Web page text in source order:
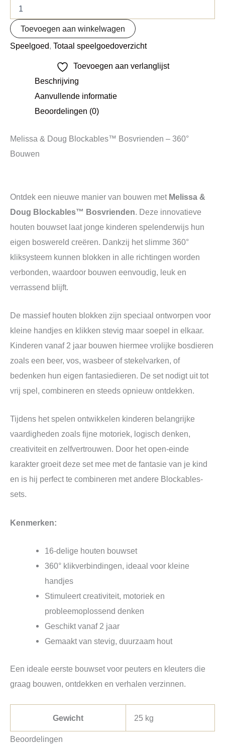
Toevoegen aan winkelwagen
Speelgoed, Totaal speelgoedoverzicht
Toevoegen aan verlanglijst
Beschrijving
Aanvullende informatie
Beoordelingen (0)
Melissa & Doug Blockables™ Bosvrienden – 360°
Bouwen
Ontdek een nieuwe manier van bouwen met Melissa &
Doug Blockables™ Bosvrienden. Deze innovatieve
houten bouwset laat jonge kinderen spelenderwijs hun
eigen boswereld creëren. Dankzij het slimme 360°
kliksysteem kunnen blokken in alle richtingen worden
verbonden, waardoor bouwen eenvoudig, leuk en
verrassend blijft.
De massief houten blokken zijn speciaal ontworpen voor
kleine handjes en klikken stevig maar soepel in elkaar.
Kinderen vanaf 2 jaar bouwen hiermee vrolijke bosdieren
zoals een beer, vos, wasbeer of stekelvarken, of
bedenken hun eigen fantasiedieren. De set nodigt uit tot
vrij spel, combineren en steeds opnieuw ontdekken.
Tijdens het spelen ontwikkelen kinderen belangrijke
vaardigheden zoals fijne motoriek, logisch denken,
creativiteit en zelfvertrouwen. Door het open-einde
karakter groeit deze set mee met de fantasie van je kind
en is hij perfect te combineren met andere Blockables-
sets.
Kenmerken:
16-delige houten bouwset
360° klikverbindingen, ideaal voor kleine
handjes
Stimuleert creativiteit, motoriek en
probleemoplossend denken
Geschikt vanaf 2 jaar
Gemaakt van stevig, duurzaam hout
Een ideale eerste bouwset voor peuters en kleuters die
graag bouwen, ontdekken en verhalen verzinnen.
Gewicht 25 kg
Beoordelingen